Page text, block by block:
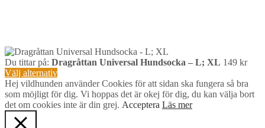
Du tittar på: Dragråttan Universal Hundsocka – L; XL 149 kr
Välj alternativ
Hej vildhunden använder Cookies för att sidan ska fungera så bra
som möjligt för dig. Vi hoppas det är okej för dig, du kan välja bort
det om cookies inte är din grej. Acceptera Läs mer